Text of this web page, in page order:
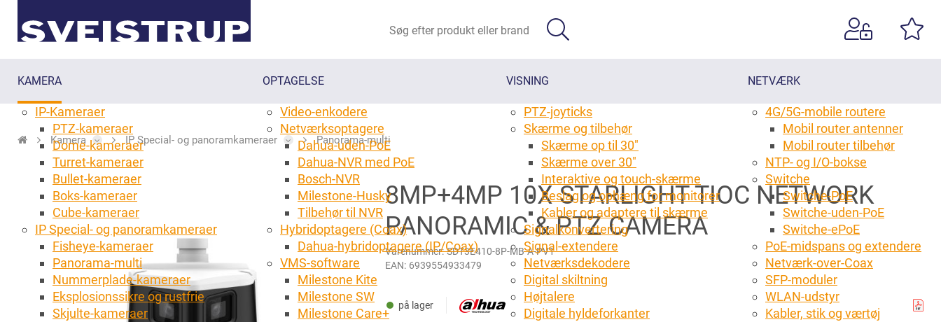
KAMERA
IP-Kameraer
PTZ-kameraer
Dome-kameraer
Turret-kameraer
Bullet-kameraer
Boks-kameraer
Cube-kameraer
IP Special- og panoramkameraer
Fisheye-kameraer
Panorama-multi
Nummerplade-kameraer
Eksplosionssikre og rustfrie
Skjulte-kameraer
OPTAGELSE
Video-enkodere
Netværksoptagere
Dahua-uden-PoE
Dahua-NVR med PoE
Bosch-NVR
Milestone-Husky
Tilbehør til NVR
Hybridoptagere (Coax)
Dahua-hybridoptagere (IP/Coax)
VMS-software
Milestone Kite
Milestone SW
Milestone Care+
VISNING
PTZ-joyticks
Skærme og tilbehør
Skærme op til 30"
Skærme over 30"
Interaktive og touch-skærme
Beslag og ophæng for monitorer
Kabler og adaptere til skærme
Signalkonvertering
Signal-extendere
Netværksdekodere
Digital skiltning
Højtalere
Digitale hyldeforkanter
NETVÆRK
4G/5G-mobile routere
Mobil router antenner
Mobil router tilbehør
NTP- og I/O-bokse
Switche
Switche-PoE
Switche-uden-PoE
Switche-ePoE
PoE-midspans og extendere
Netværk-over-Coax
SFP-moduler
WLAN-udstyr
Kabler, stik og værtøj
Kamera IP Special- og panoramkameraer Panorama-multi
8MP+4MP 10X STARLIGHT TIOC NETWORK
PANORAMIC & PTZ CAMERA
Varenummer:SDT3E410-8P-MB-A-PV1
EAN: 6939554933479
på lager